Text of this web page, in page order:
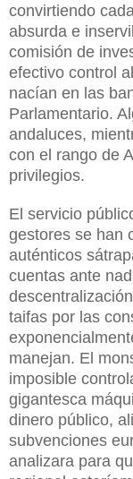
convirtiendo
absurda e
comisión de
efectivo control
nacían en las
Parlamentario.
andaluces,
con el rango de
privilegios.
El servicio
gestores se han
auténticos
cuentas ante
taifas por las
manejan. El
imposible
gigantesca
dinero público,
subvenciones
analizara para